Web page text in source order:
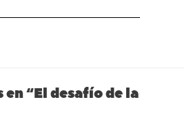
“El desafío de la